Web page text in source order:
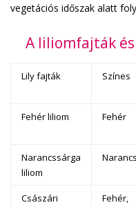
vegetációs időszak alatt
A liliomfajták
Lily fajták Színes
Fehér liliom Fehér
Narancssárga
liliom
Narancs
Császári
Fehér,